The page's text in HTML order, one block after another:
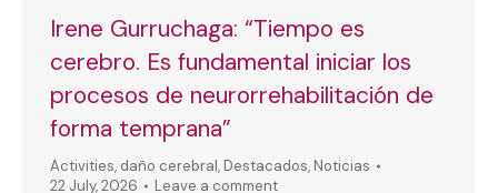
Irene Gurruchaga: “Tiempo es
cerebro. Es fundamental iniciar los
procesos de neurorrehabilitación de
forma temprana”
Activities, daño cerebral, Destacados, Noticias
22 July, 2026
Leave a comment